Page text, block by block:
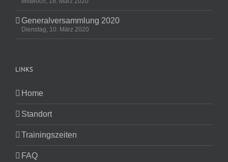
Generalversammlung 2020
Dienstag, 10. März 2020
LINKS
Home
Standort
Trainingszeiten
FAQ